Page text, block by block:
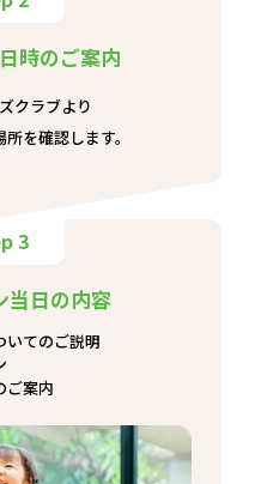
時のご案内
クラブより
を確認します。
3
当日の内容
いてのご説明
ご案内